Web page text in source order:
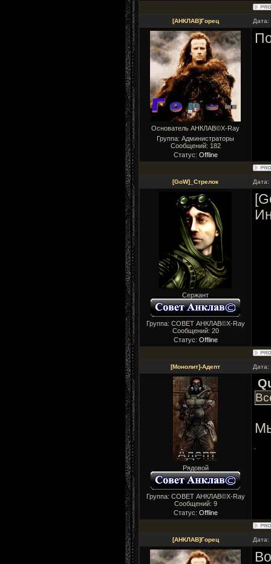
[АНКЛАВ]Горец
Основатель АНКЛАВ©X-Ray
Группа: Администраторы
Сообщений: 182
Статус: Offline
[GoW]_Стрелок
Сержант
Группа: СОВЕТ АНКЛАВ©X-Ray
Сообщений: 20
Статус: Offline
[Монолит]-Адепт
Рядовой
Группа: СОВЕТ АНКЛАВ©X-Ray
Сообщений: 9
Статус: Offline
[АНКЛАВ]Горец